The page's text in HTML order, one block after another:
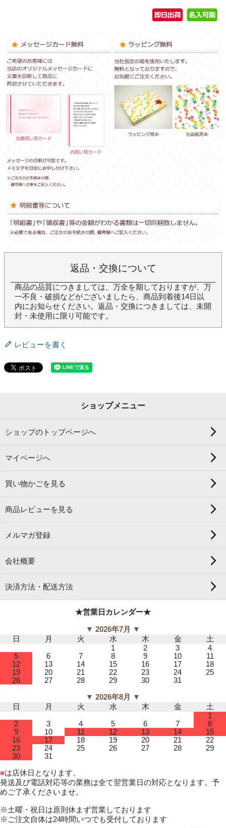
返品・交換について
商品の品質につきましては、万全を期しておりますが、万
一不良・破損などがございましたら、商品到着後14日以
内にお知らせください。返品・交換につきましては、未開
封・未使用に限り可能です。
レビューを書く
ショップメニュー
ショップのトップページへ
マイページへ
買い物かごを見る
商品レビューを見る
メルマガ登録
会社概要
決済方法・配送方法
★営業日カレンダー★
▼ 2026年7月 ▼
日
月 火 水 木 金
土
1
2 3
4
5
6 7 8 9 10
11
12
13 14 15 16 17
18
19
20 21 22 23 24
25
26
27 28 29 30 31
▼ 2026年8月 ▼
日
月 火 水 木 金
土
1
2
3 4 5 6 7
8
9
10 11 12 13 14
15
16
17 18 19 20 21
22
23
24 25 26 27 28
29
30
31
■は店休日となります。
発送及び電話対応等の業務は全て翌営業日の対応となります。予
めご了承くださいませ。
※土曜・祝日は原則休まず営業しております
※ご注文自体は24時間いつでも受付しております